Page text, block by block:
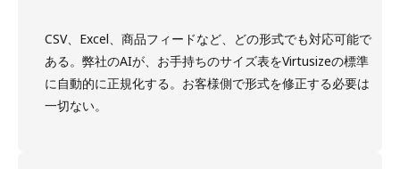
CSV、Excel、商品フィードなど、どの形式でも対応可能で
ある。弊社のAIが、お手持ちのサイズ表をVirtusizeの標準
に自動的に正規化する。お客様側で形式を修正する必要は
一切ない。